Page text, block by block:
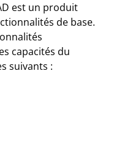
est un produit
de base.
capacités du
suivants :